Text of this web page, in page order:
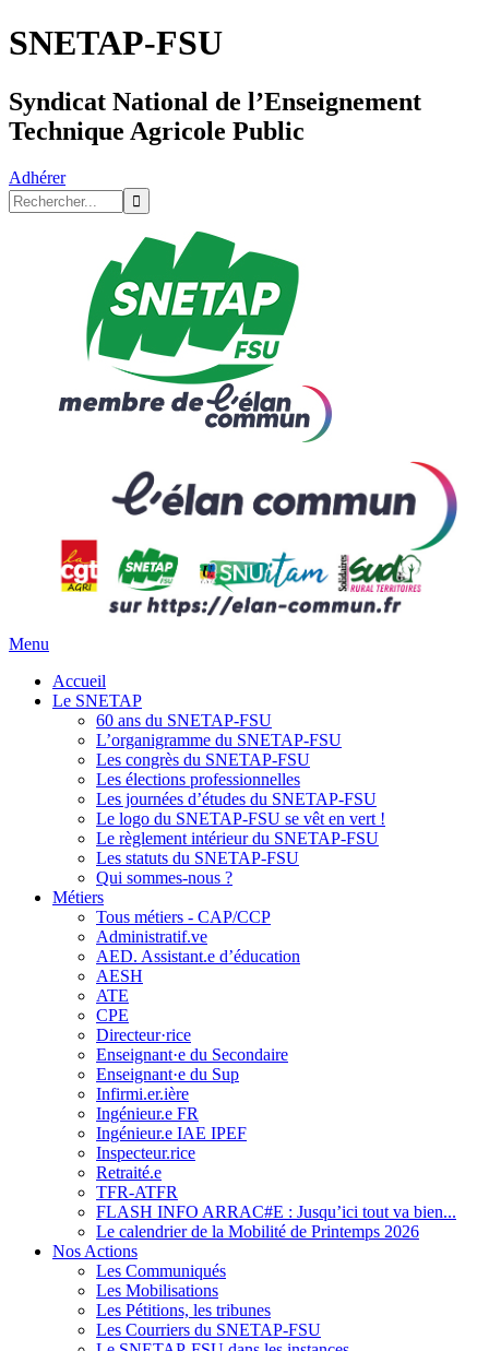
SNETAP-FSU
Syndicat National de l’Enseignement
Technique Agricole Public
Adhérer
Menu
Accueil
Le SNETAP
60 ans du SNETAP-FSU
L’organigramme du SNETAP-FSU
Les congrès du SNETAP-FSU
Les élections professionnelles
Les journées d’études du SNETAP-FSU
Le logo du SNETAP-FSU se vêt en vert !
Le règlement intérieur du SNETAP-FSU
Les statuts du SNETAP-FSU
Qui sommes-nous ?
Métiers
Tous métiers - CAP/CCP
Administratif.ve
AED. Assistant.e d’éducation
AESH
ATE
CPE
Directeur·rice
Enseignant·e du Secondaire
Enseignant·e du Sup
Infirmi.er.ière
Ingénieur.e FR
Ingénieur.e IAE IPEF
Inspecteur.rice
Retraité.e
TFR-ATFR
FLASH INFO ARRAC#E : Jusqu’ici tout va bien...
Le calendrier de la Mobilité de Printemps 2026
Nos Actions
Les Communiqués
Les Mobilisations
Les Pétitions, les tribunes
Les Courriers du SNETAP-FSU